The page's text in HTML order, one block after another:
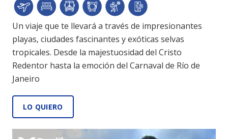
Un viaje que te llevará a través de impresionantes
playas, ciudades fascinantes y exóticas selvas
tropicales. Desde la majestuosidad del Cristo
Redentor hasta la emoción del Carnaval de Río de
Janeiro
LO QUIERO